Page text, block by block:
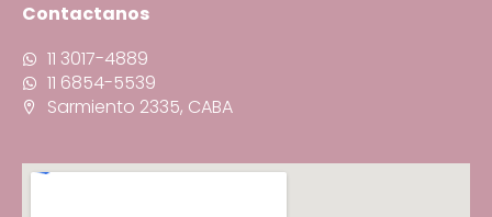
Contactanos
11 3017-4889
11 6854-5539
Sarmiento 2335, CABA